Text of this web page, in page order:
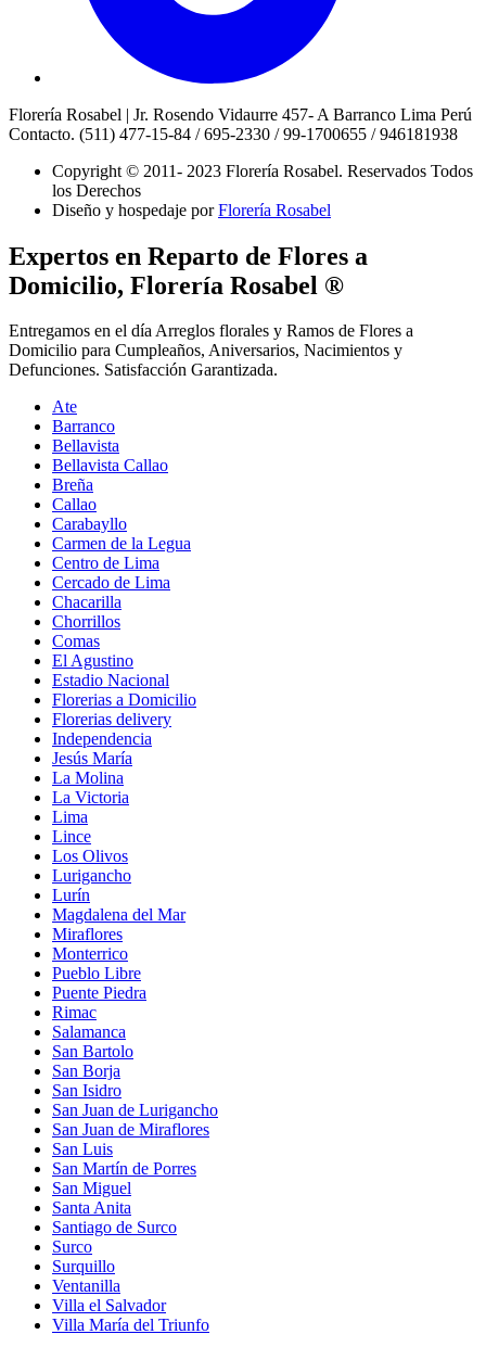
Florería Rosabel | Jr. Rosendo Vidaurre 457- A Barranco Lima Perú
Contacto. (511) 477-15-84 / 695-2330 / 99-1700655 / 946181938
Copyright © 2011- 2023 Florería Rosabel. Reservados Todos
los Derechos
Diseño y hospedaje porFlorería Rosabel
Expertos en Reparto de Flores a
Domicilio, Florería Rosabel ®
Entregamos en el día Arreglos florales y Ramos de Flores a
Domicilio para Cumpleaños, Aniversarios, Nacimientos y
Defunciones. Satisfacción Garantizada.
Ate
Barranco
Bellavista
Bellavista Callao
Breña
Callao
Carabayllo
Carmen de la Legua
Centro de Lima
Cercado de Lima
Chacarilla
Chorrillos
Comas
El Agustino
Estadio Nacional
Florerias a Domicilio
Florerias delivery
Independencia
Jesús María
La Molina
La Victoria
Lima
Lince
Los Olivos
Lurigancho
Lurín
Magdalena del Mar
Miraflores
Monterrico
Pueblo Libre
Puente Piedra
Rimac
Salamanca
San Bartolo
San Borja
San Isidro
San Juan de Lurigancho
San Juan de Miraflores
San Luis
San Martín de Porres
San Miguel
Santa Anita
Santiago de Surco
Surco
Surquillo
Ventanilla
Villa el Salvador
Villa María del Triunfo